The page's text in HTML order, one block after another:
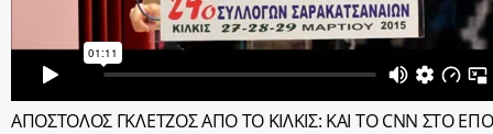
ΑΠΟΣΤΟΛΟΣ ΓΚΛΕΤΖΟΣ ΑΠΟ ΤΟ ΚΙΛΚΙΣ: ΚΑΙ ΤΟ CNN ΣΤO